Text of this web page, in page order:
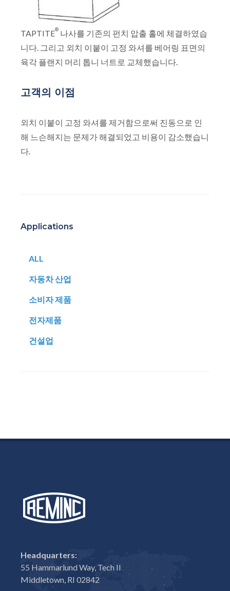
TAPTITE® 나사를 기존의 펀치 압출 홀에 체결하였습
니다. 그리고 외치 이붙이 고정 와셔를 베어링 표면의
육각 플랜지 머리 톱니 너트로 교체했습니다.
고객의 이점
외치 이붙이 고정 와셔를 제거함으로써 진동으로 인
해 느슨해지는 문제가 해결되었고 비용이 감소했습니
다.
Applications
ALL
자동차 산업
소비자 제품
전자제품
건설업
Headquarters:
55 Hammarlund Way, Tech II
Middletown, RI 02842